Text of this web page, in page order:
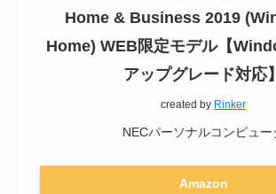
Home & Business 2019
Home) WEB限定モデル【
アップグレード対応】
created by Rinker
NECパーソナルコンピュー
Amazon